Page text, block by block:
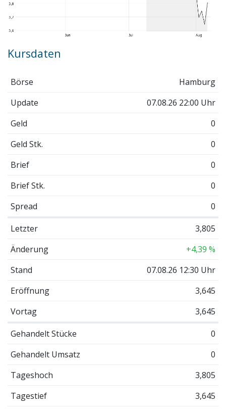
Kursdaten
Börse
Hamburg
Update
07.08.26 22:00 Uhr
Geld
0
Geld Stk.
0
Brief
0
Brief Stk.
0
Spread
0
Letzter
3,805
Änderung
+4,39 %
Stand
07.08.26 12:30 Uhr
Eröffnung
3,645
Vortag
3,645
Gehandelt Stücke
0
Gehandelt Umsatz
0
Tageshoch
3,805
Tagestief
3,645